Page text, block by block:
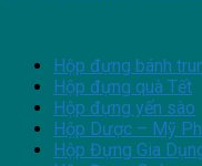
Hộp đựng bánh
Hộp đựng quà Tết
Hộp đựng yến sào
Hộp Dược – Mỹ
Hộp Đựng Gia